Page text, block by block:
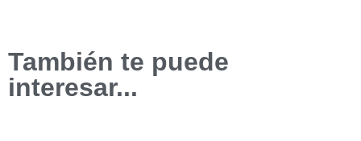
También te puede
interesar...